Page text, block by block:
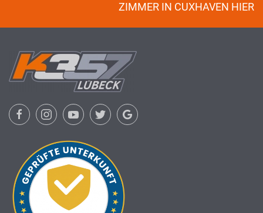
ZIMMER IN CUXHAVEN HIER